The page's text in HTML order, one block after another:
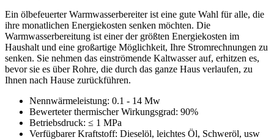
Ein ölbefeuerter Warmwasserbereiter ist eine gute Wahl für alle, die
ihre monatlichen Energiekosten senken möchten. Die
Warmwasserbereitung ist einer der größten Energiekosten im
Haushalt und eine großartige Möglichkeit, Ihre Stromrechnungen zu
senken. Sie nehmen das einströmende Kaltwasser auf, erhitzen es,
bevor sie es über Rohre, die durch das ganze Haus verlaufen, zu
Ihnen nach Hause zurückführen.
Nennwärmeleistung: 0.1 - 14 Mw
Bewerteter thermischer Wirkungsgrad: 90%
Betriebsdruck: ≤ 1 MPa
Verfügbarer Kraftstoff: Dieselöl, leichtes Öl, Schweröl, usw